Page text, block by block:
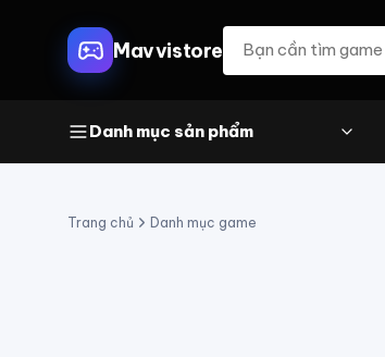
Mavvistore
Danh mục sản phẩm
Trang chủ Danh mục game